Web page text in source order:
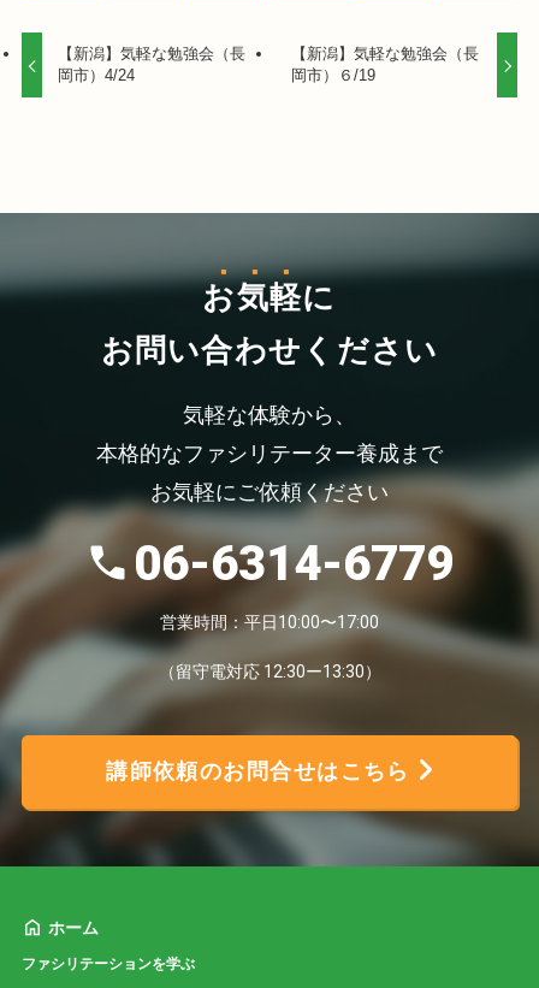
【新潟】気軽な勉強会（長
岡市）4/24
【新潟】気軽な勉強会（長
岡市）６/19
お気軽に
お問い合わせください
気軽な体験から、
本格的なファシリテーター養成まで
お気軽にご依頼ください
06-6314-6779
営業時間：平日10:00〜17:00
（留守電対応 12:30ー13:30）
講師依頼のお問合せはこちら
ホーム
ファシリテーションを学ぶ